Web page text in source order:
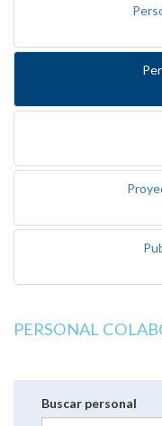
PERSONAL
Buscar personal